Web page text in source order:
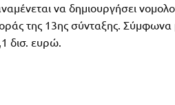
να δημιουργήσει
της 13ης σύνταξης. Σύμφωνα
δισ. ευρώ.